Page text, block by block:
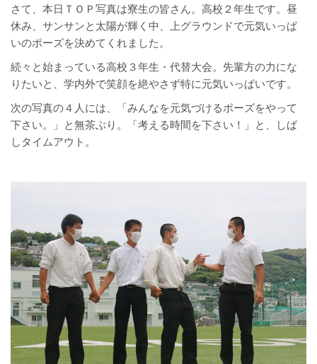
さて、本日ＴＯＰ写真は寮生の皆さん。高校２年生です。昼
休み、サンサンと太陽が輝く中、上グラウンドで元気いっぱ
いのポーズを決めてくれました。
続々と始まっている高校３年生・代替大会。先輩方の力にな
りたいと、学内外で笑顔を絶やさず特に元気いっぱいです。
次の写真の４人には、「みんなを元気づけるポーズをやって
下さい。」と無茶ぶり。「考える時間を下さい！」と、しば
しタイムアウト。